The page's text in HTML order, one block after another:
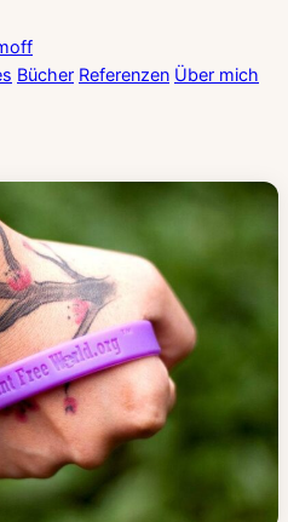
Bücher Referenzen Über mich